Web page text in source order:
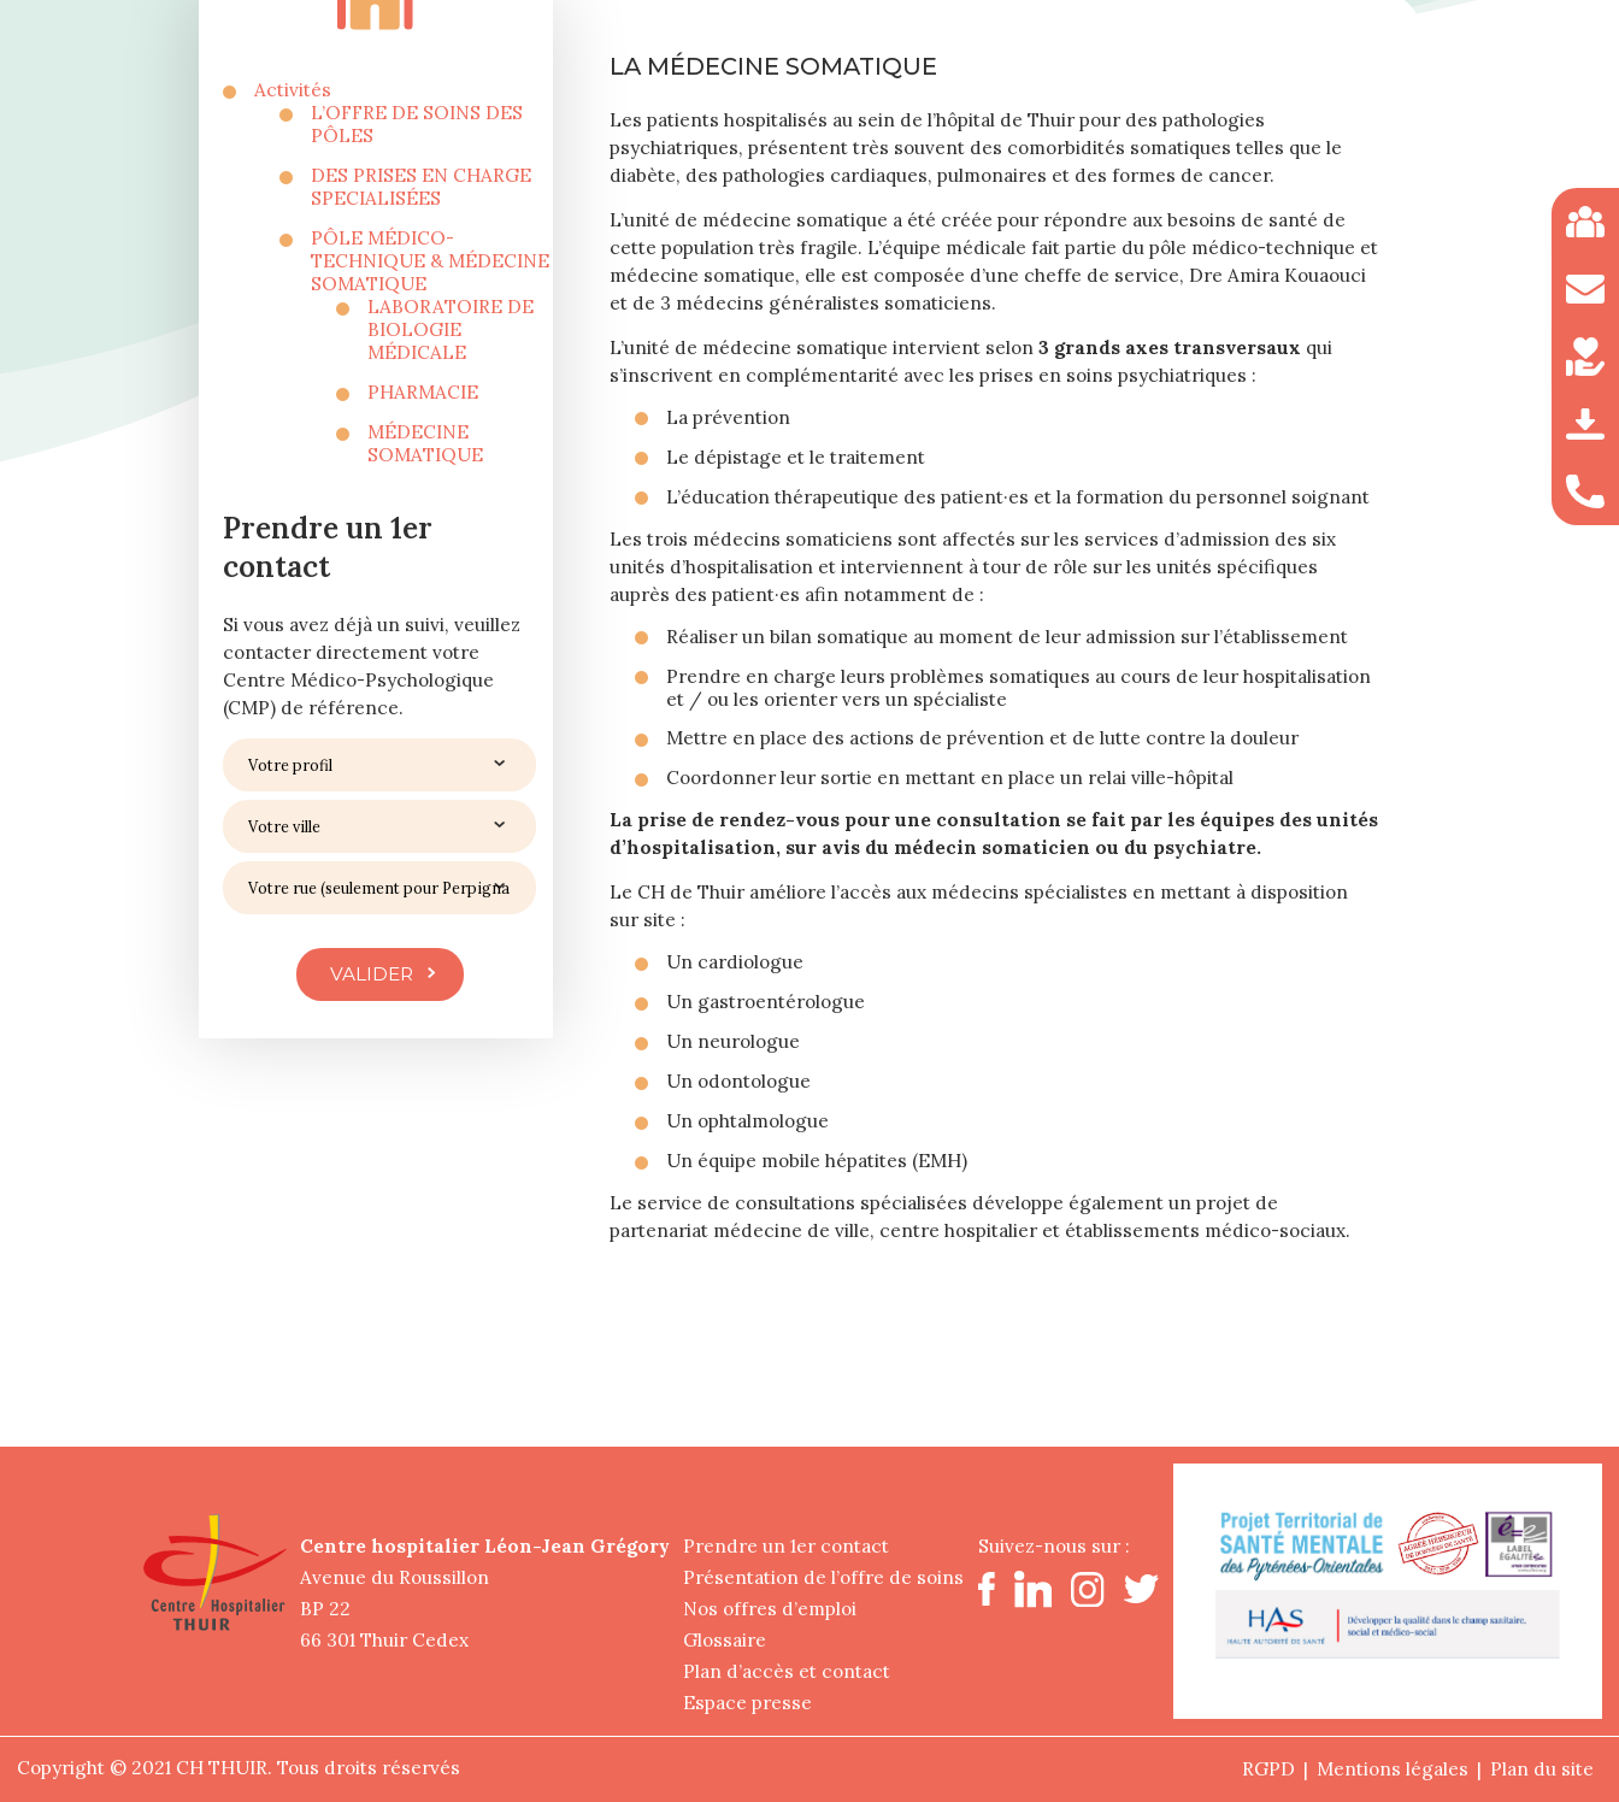
Activités
L’OFFRE DE SOINS DES
PÔLES
DES PRISES EN CHARGE
SPECIALISÉES
PÔLE MÉDICO-
TECHNIQUE & MÉDECINE
SOMATIQUE
LABORATOIRE DE
BIOLOGIE
MÉDICALE
PHARMACIE
MÉDECINE
SOMATIQUE
Prendre un 1er
contact
Si vous avez déjà un suivi, veuillez
contacter directement votre
Centre Médico-Psychologique
(CMP) de référence.
LA MÉDECINE SOMATIQUE
Les patients hospitalisés au sein de l’hôpital de Thuir pour des pathologies
psychiatriques, présentent très souvent des comorbidités somatiques telles que le
diabète, des pathologies cardiaques, pulmonaires et des formes de cancer.
L’unité de médecine somatique a été créée pour répondre aux besoins de santé de
cette population très fragile. L’équipe médicale fait partie du pôle médico-technique et
médecine somatique, elle est composée d’une cheffe de service, Dre Amira Kouaouci
et de 3 médecins généralistes somaticiens.
L’unité de médecine somatique intervient selon 3 grands axes transversaux qui
s’inscrivent en complémentarité avec les prises en soins psychiatriques :
La prévention
Le dépistage et le traitement
L’éducation thérapeutique des patient·es et la formation du personnel soignant
Les trois médecins somaticiens sont affectés sur les services d’admission des six
unités d’hospitalisation et interviennent à tour de rôle sur les unités spécifiques
auprès des patient·es afin notamment de :
Réaliser un bilan somatique au moment de leur admission sur l’établissement
Prendre en charge leurs problèmes somatiques au cours de leur hospitalisation
et / ou les orienter vers un spécialiste
Mettre en place des actions de prévention et de lutte contre la douleur
Coordonner leur sortie en mettant en place un relai ville-hôpital
La prise de rendez-vous pour une consultation se fait par les équipes des unités
d’hospitalisation, sur avis du médecin somaticien ou du psychiatre.
Le CH de Thuir améliore l’accès aux médecins spécialistes en mettant à disposition
sur site :
Un cardiologue
Un gastroentérologue
Un neurologue
Un odontologue
Un ophtalmologue
Un équipe mobile hépatites (EMH)
Le service de consultations spécialisées développe également un projet de
partenariat médecine de ville, centre hospitalier et établissements médico-sociaux.
Centre hospitalier Léon-Jean Grégory
Avenue du Roussillon
BP 22
66 301 Thuir Cedex
Prendre un 1er contact
Présentation de l’offre de soins
Nos offres d’emploi
Glossaire
Plan d’accès et contact
Espace presse
Suivez-nous sur :
Copyright © 2021 CH THUIR. Tous droits réservés RGPD Mentions légales Plan du site